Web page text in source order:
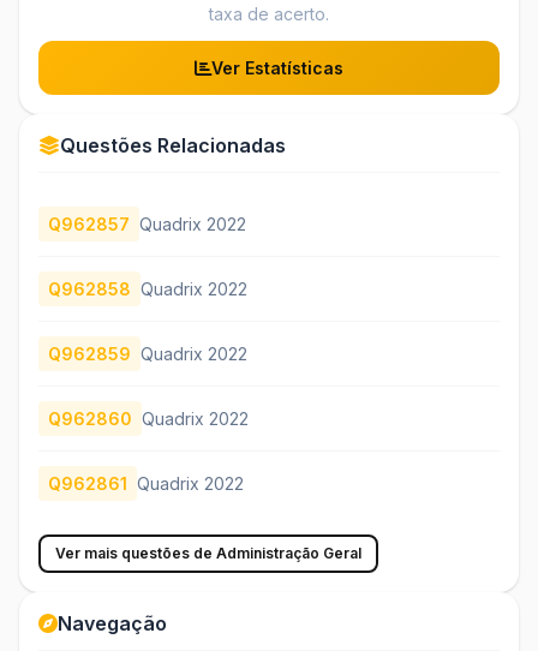
taxa de acerto.
Ver Estatísticas
Questões Relacionadas
Q962857 Quadrix 2022
Q962858 Quadrix 2022
Q962859 Quadrix 2022
Q962860 Quadrix 2022
Q962861 Quadrix 2022
Ver mais questões de Administração Geral
Navegação